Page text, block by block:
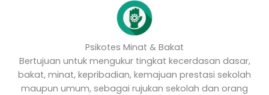
Psikotes Minat & Bakat
Bertujuan untuk mengukur tingkat kecerdasan dasar,
bakat, minat, kepribadian, kemajuan prestasi sekolah
maupun umum, sebagai rujukan sekolah dan orang